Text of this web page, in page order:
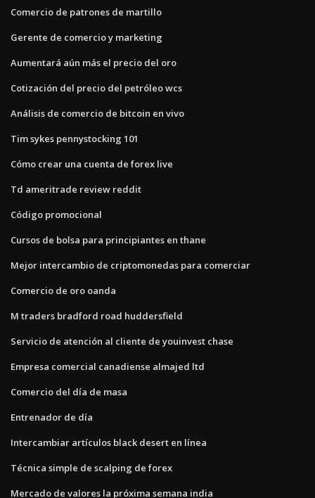
Comercio de patrones de martillo
Gerente de comercio y marketing
Aumentará aún más el precio del oro
Cotización del precio del petróleo wcs
Análisis de comercio de bitcoin en vivo
Tim sykes pennystocking 101
Cómo crear una cuenta de forex live
Td ameritrade review reddit
Código promocional
Cursos de bolsa para principiantes en thane
Mejor intercambio de criptomonedas para comerciar
Comercio de oro oanda
M traders bradford road huddersfield
Servicio de atención al cliente de youinvest chase
Empresa comercial canadiense almajed ltd
Comercio del día de masa
Entrenador de día
Intercambiar artículos black desert en línea
Técnica simple de scalping de forex
Mercado de valores la próxima semana india